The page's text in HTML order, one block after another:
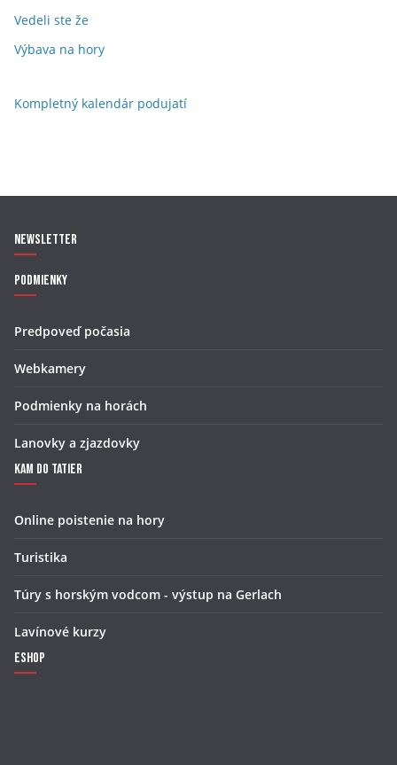
Vedeli ste že
Výbava na hory
Kompletný kalendár podujatí
Newsletter
Podmienky
Predpoveď počasia
Webkamery
Podmienky na horách
Lanovky a zjazdovky
Kam do Tatier
Online poistenie na hory
Turistika
Túry s horským vodcom - výstup na Gerlach
Lavínové kurzy
Eshop